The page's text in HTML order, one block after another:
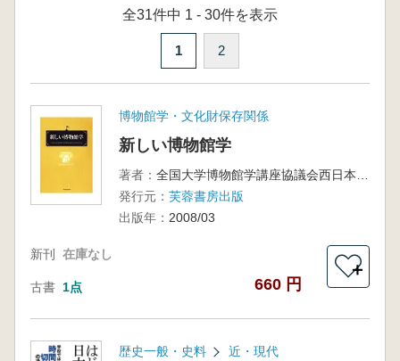
全31件中 1 - 30件を表示
1 2
博物館学・文化財保存関係
新しい博物館学
著者：
発行元： 芙蓉書房出版
出版年： 2008/03
新刊 在庫なし
古書 1点 660 円
＋
歴史一般・史料 近・現代